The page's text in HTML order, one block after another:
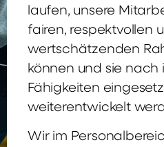
laufen, unsere
fairen, respektvollen
wertschätzenden
können und sie nach
Fähigkeiten
weiterentwickelt
Wir im